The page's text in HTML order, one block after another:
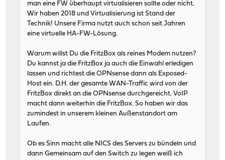
man eine FW überhaupt virtualisieren sollte oder nicht.
Wir haben 2018 und Virtualisierung ist Stand der
Technik! Unsere Firma nutzt auch schon seit Jahren
eine virtuelle HA-FW-Lösung.
Warum willst Du die FritzBox als reines Modem nutzen?
Du kannst ja die FritzBox ja auch die Einwahl erledigen
lassen und richtest die OPNsense dann als Exposed-
Host ein. D.H. der gesamte WAN-Traffic wird von der
FritzBox direkt an die OPNsense durchgereicht. VoIP
macht dann weiterhin die FritzBox. So haben wir das
zumindest in unserem kleinen Außenstandort am
Laufen.
Ob es Sinn macht alle NICS des Servers zu bündeln und
dann Gemeinsam auf den Switch zu legen weiß ich